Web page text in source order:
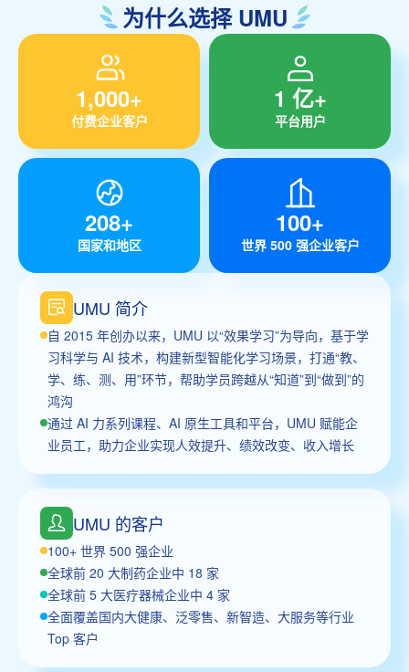
为什么选择 UMU
1,000+
付费企业客户
1 亿+
平台用户
208+
国家和地区
100+
世界 500 强企业客户
UMU 简介
自 2015 年创办以来，UMU 以“效果学习”为导向，基于学
习科学与 AI 技术，构建新型智能化学习场景，打通“教、
学、练、测、用”环节，帮助学员跨越从“知道”到“做到”的
鸿沟
通过 AI 力系列课程、AI 原生工具和平台，UMU 赋能企
业员工，助力企业实现人效提升、绩效改变、收入增长
UMU 的客户
100+ 世界 500 强企业
全球前 20 大制药企业中 18 家
全球前 5 大医疗器械企业中 4 家
全面覆盖国内大健康、泛零售、新智造、大服务等行业
Top 客户